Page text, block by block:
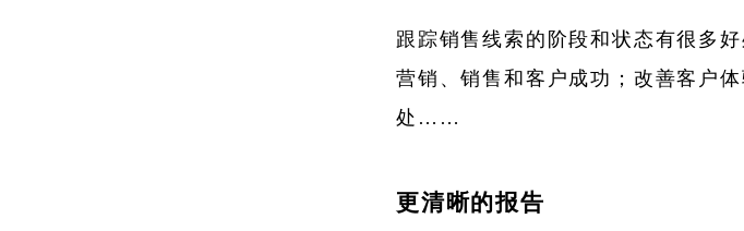
跟踪销售线索的阶段和状态有很多
营销、销售和客户成功；改善客户
处……
更清晰的报告